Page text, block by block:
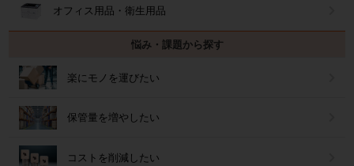
オフィス用品・衛生用品
悩み・課題から探す
楽にモノを運びたい
保管量を増やしたい
コストを削減したい